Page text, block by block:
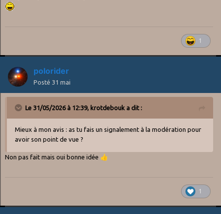
1
polorider
Posté 31 mai
Le 31/05/2026 à 12:39, krotdebouk a dit :
Mieux à mon avis : as tu fais un signalement à la modération pour
avoir son point de vue ?
Non pas fait mais oui bonne idée 👍
1